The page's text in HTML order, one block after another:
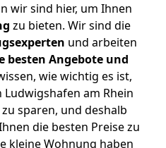
wir sind hier, um Ihnen
zu bieten. Wir sind die
und arbeiten
besten Angebote und
wie wichtig es ist,
am Rhein
sparen, und deshalb
die besten Preise zu
kleine Wohnung haben